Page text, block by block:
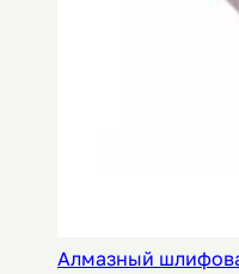
Алмазный